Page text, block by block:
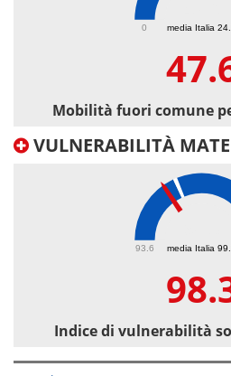
media Italia
0
Mobilità fuori comune
VULNERABILITÀ
media Italia
93.6
Indice di vulnerabilità